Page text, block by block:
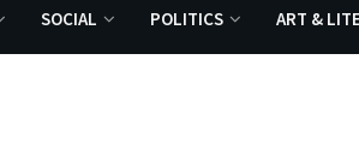
SOCIAL POLITICS ART &